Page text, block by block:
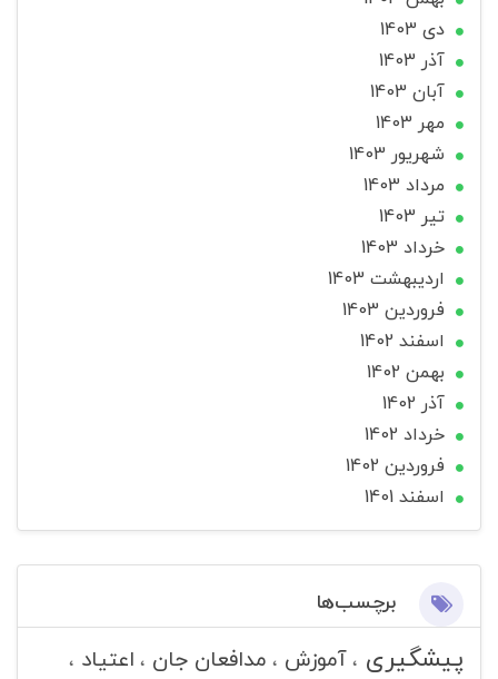
دی 1403
آذر 1403
آبان 1403
مهر 1403
شهریور 1403
مرداد 1403
تير 1403
خرداد 1403
ارديبهشت 1403
فروردین 1403
اسفند 1402
بهمن 1402
آذر 1402
خرداد 1402
فروردین 1402
اسفند 1401
برچسب‌ها
پیشگیری آموزش مدافعان جان اعتیاد